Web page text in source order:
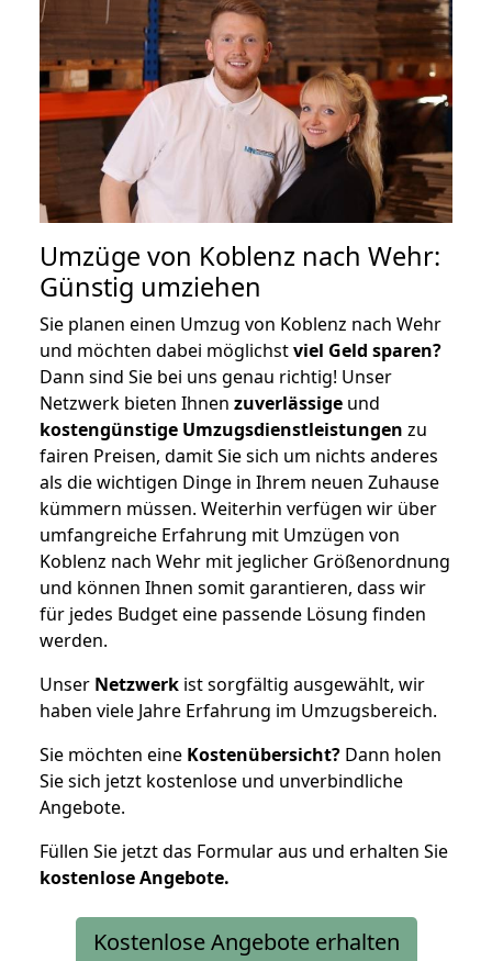
Umzüge von Koblenz nach Wehr:
Günstig umziehen
Sie planen einen Umzug von Koblenz nach Wehr
und möchten dabei möglichstviel Geld sparen?
Dann sind Sie bei uns genau richtig! Unser
Netzwerk bieten Ihnen zuverlässige und
kostengünstige Umzugsdienstleistungen zu
fairen Preisen, damit Sie sich um nichts anderes
als die wichtigen Dinge in Ihrem neuen Zuhause
kümmern müssen. Weiterhin verfügen wir über
umfangreiche Erfahrung mit Umzügen von
Koblenz nach Wehr mit jeglicher Größenordnung
und können Ihnen somit garantieren, dass wir
für jedes Budget eine passende Lösung finden
werden.
Unser Netzwerk ist sorgfältig ausgewählt, wir
haben viele Jahre Erfahrung im Umzugsbereich.
Sie möchten eine Kostenübersicht? Dann holen
Sie sich jetzt kostenlose und unverbindliche
Angebote.
Füllen Sie jetzt das Formular aus und erhalten Sie
kostenloseAngebote.
Kostenlose Angebote erhalten